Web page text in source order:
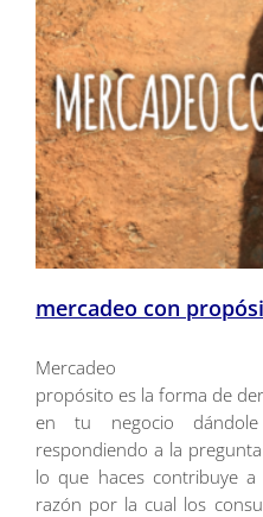
mercadeo con
propósito es la forma de
en tu negocio
respondiendo a la
lo que haces contribuye
razón por la cual los